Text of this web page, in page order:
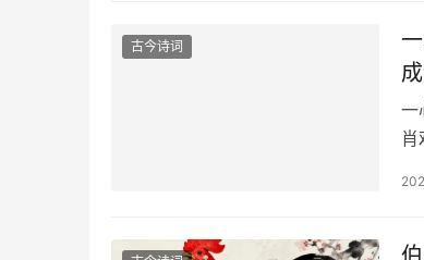
古今诗词
一